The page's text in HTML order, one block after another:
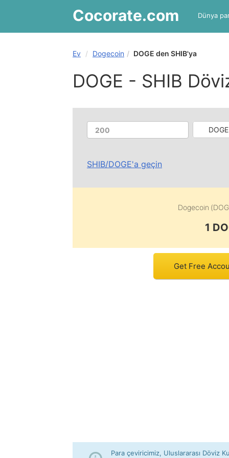
Cocorate.com Dünya
Ev Dogecoin DOGE den SHIB'ya
DOGE - SHIB
SHIB/DOGE'a geçin
Dogecoin
1
Get Free
Para çeviricimiz, Uluslararası Döviz